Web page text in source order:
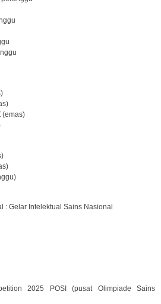
(emas)
: Gelar Intelektual Sains Nasional
2025 POSI (pusat Olimpiade Sains